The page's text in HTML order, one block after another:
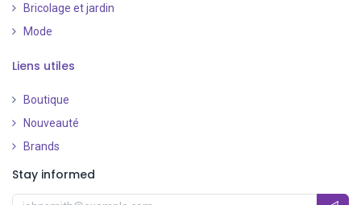
Bricolage et jardin
Mode
Liens utiles
Boutique
Nouveauté
Brands
Stay informed